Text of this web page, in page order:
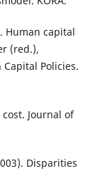
Human capital
(red.),
Policies.
Journal of
Disparities